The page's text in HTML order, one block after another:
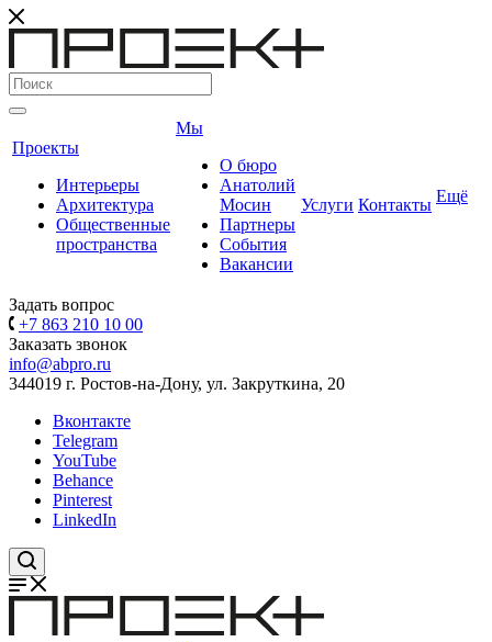
Проекты
Интерьеры
Архитектура
Общественные
пространства
Мы
О бюро
Анатолий
Мосин
Партнеры
События
Вакансии
Услуги Контакты Ещё
Задать вопрос
+7 863 210 10 00
Заказать звонок
info@abpro.ru
344019 г. Ростов-на-Дону, ул. Закруткина, 20
Вконтакте
Telegram
YouTube
Behance
Pinterest
LinkedIn